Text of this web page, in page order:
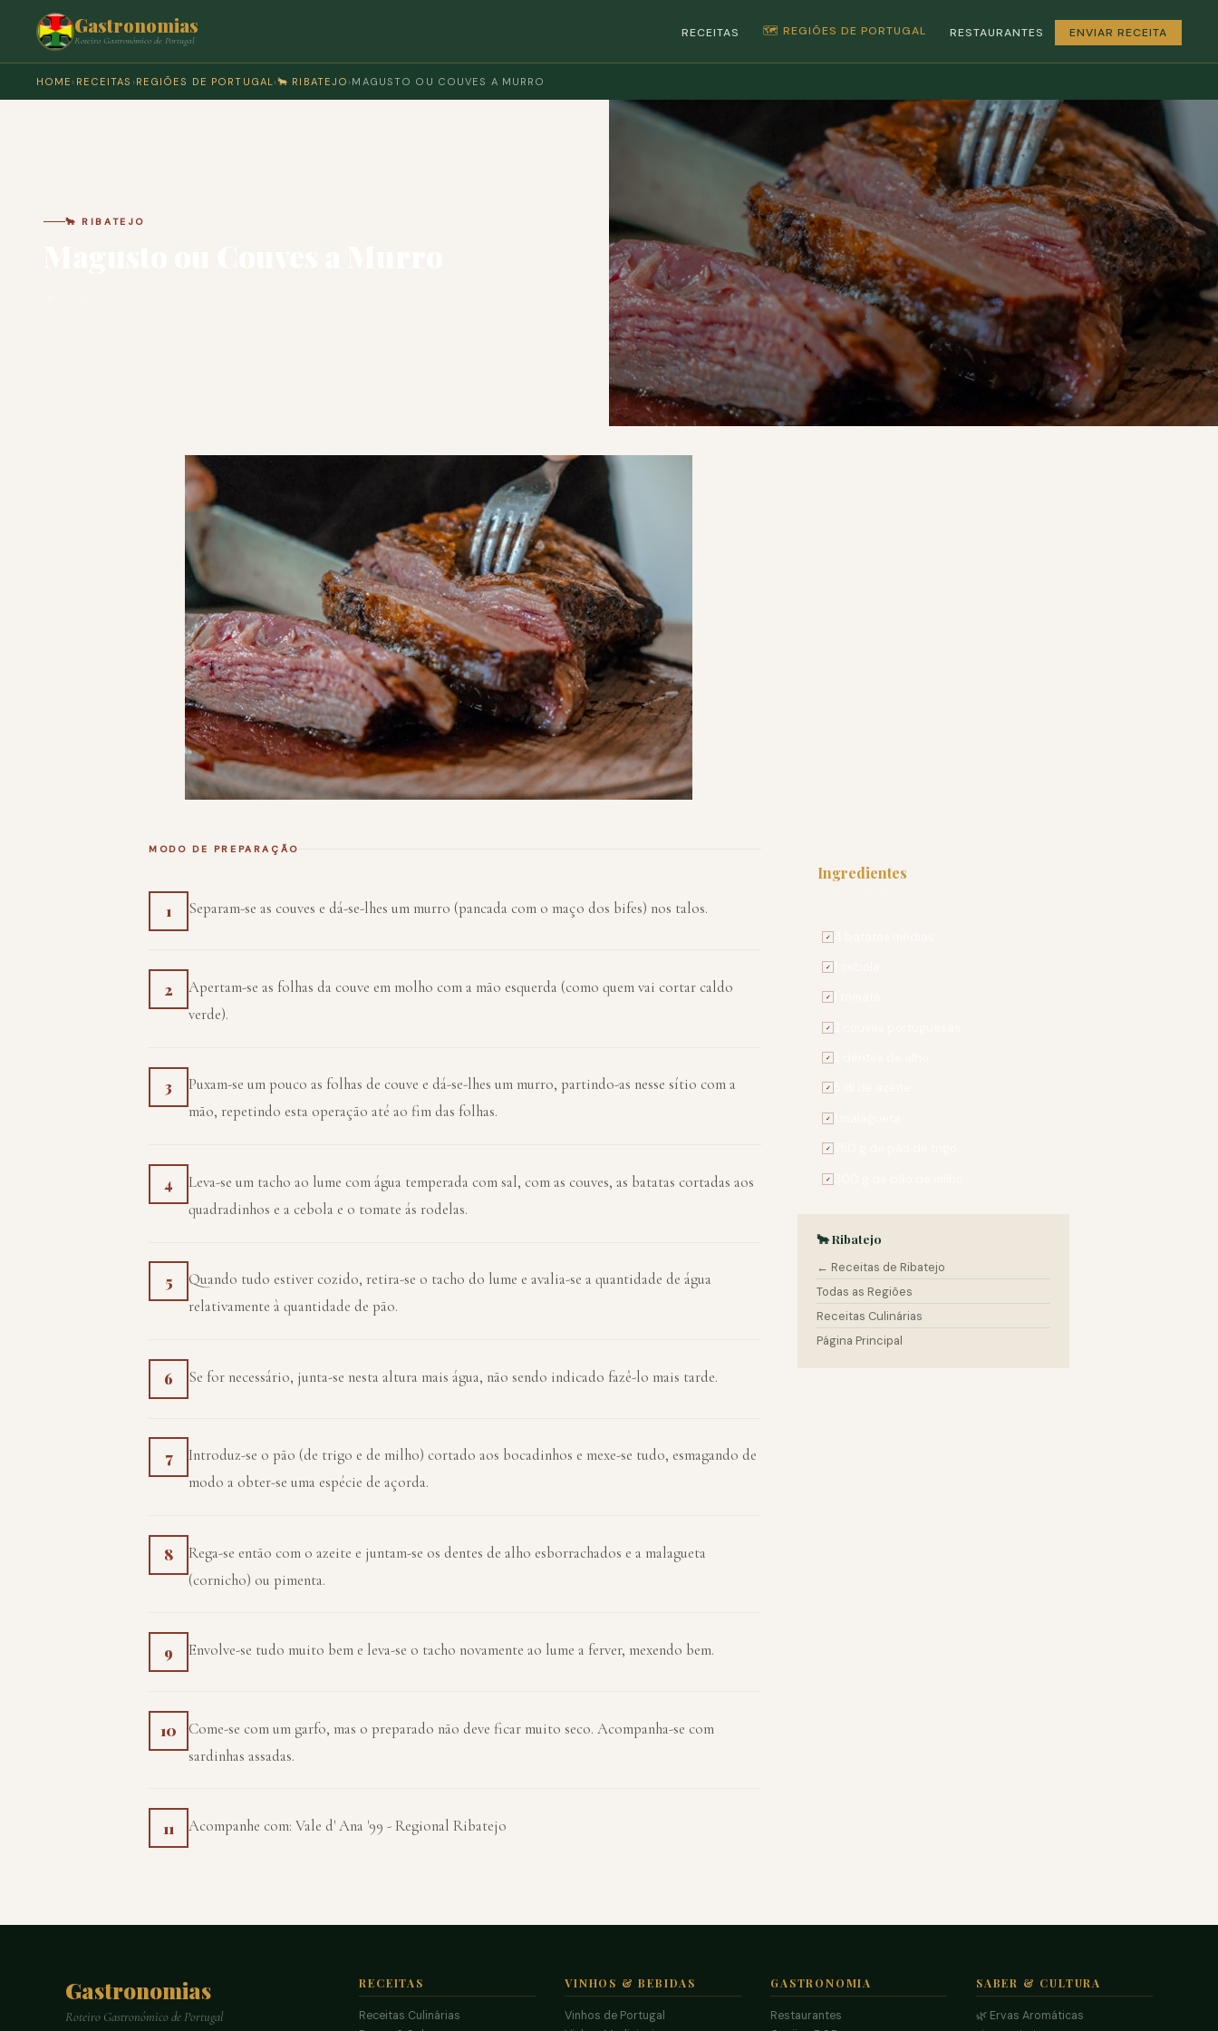
Gastronomias
Roteiro Gastronómico de Portugal
RECEITAS 🗺️ REGIÕES DE PORTUGAL RESTAURANTES ENVIAR RECEITA
HOME › RECEITAS › REGIÕES DE PORTUGAL ›🐂 RIBATEJO › MAGUSTO OU COUVES A MURRO
🐂 RIBATEJO
MODO DE PREPARAÇÃO
1 Separam-se as couves e dá-se-lhes um murro (pancada com o maço dos bifes) nos talos.
2
Apertam-se as folhas da couve em molho com a mão esquerda (como quem vai cortar caldo
verde).
3
Puxam-se um pouco as folhas de couve e dá-se-lhes um murro, partindo-as nesse sítio com a
mão, repetindo esta operação até ao fim das folhas.
4
Leva-se um tacho ao lume com água temperada com sal, com as couves, as batatas cortadas aos
quadradinhos e a cebola e o tomate ás rodelas.
5
Quando tudo estiver cozido, retira-se o tacho do lume e avalia-se a quantidade de água
relativamente à quantidade de pão.
6 Se for necessário, junta-se nesta altura mais água, não sendo indicado fazê-lo mais tarde.
7
Introduz-se o pão (de trigo e de milho) cortado aos bocadinhos e mexe-se tudo, esmagando de
modo a obter-se uma espécie de açorda.
8
Rega-se então com o azeite e juntam-se os dentes de alho esborrachados e a malagueta
(cornicho) ou pimenta.
9 Envolve-se tudo muito bem e leva-se o tacho novamente ao lume a ferver, mexendo bem.
10
Come-se com um garfo, mas o preparado não deve ficar muito seco. Acompanha-se com
sardinhas assadas.
11 Acompanhe com: Vale d' Ana '99 - Regional Ribatejo
Ingredientes
✓
✓
✓
✓
✓
✓
✓
✓
✓
🐂 Ribatejo
← Receitas de Ribatejo
Todas as Regiões
Receitas Culinárias
Página Principal
Gastronomias
Roteiro Gastronómico de Portugal
RECEITAS
Receitas Culinárias
VINHOS & BEBIDAS
Vinhos de Portugal
GASTRONOMIA
Restaurantes
SABER & CULTURA
🌿 Ervas Aromáticas